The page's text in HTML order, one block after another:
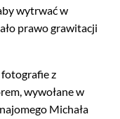
wytrwać w
prawo grawitacji
z
wywołane w
Michała